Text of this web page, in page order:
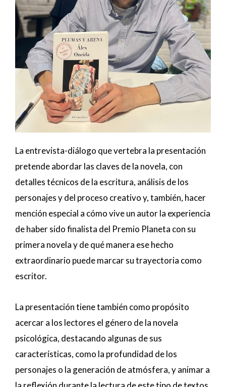
La entrevista-diálogo que vertebra la presentación
pretende abordar las claves de la novela, con
detalles técnicos de la escritura, análisis de los
personajes y del proceso creativo y, también, hacer
mención especial a cómo vive un autor la experiencia
de haber sido finalista del Premio Planeta con su
primera novela y de qué manera ese hecho
extraordinario puede marcar su trayectoria como
escritor.
La presentación tiene también como propósito
acercar a los lectores el género de la novela
psicológica, destacando algunas de sus
características, como la profundidad de los
personajes o la generación de atmósfera, y animar a